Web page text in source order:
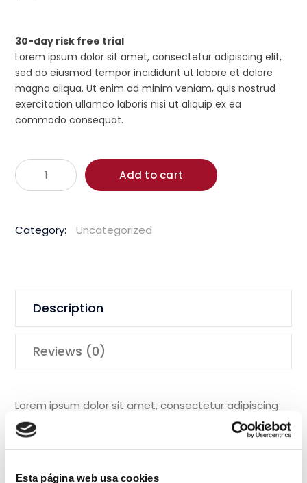
Esta página web usa cookies
30-day risk free trial
Lorem ipsum dolor sit amet, consectetur adipiscing elit,
sed do eiusmod tempor incididunt ut labore et dolore
magna aliqua. Ut enim ad minim veniam, quis nostrud
exercitation ullamco laboris nisi ut aliquip ex ea
commodo consequat.
Husqvar
1850W
Held
quantity
Add to cart
Category: Uncategorized
Description
Reviews (0)
Lorem ipsum dolor sit amet, consectetur adipiscing
elit, sed do eiusmod tempor incididunt ut labore et
dolore magna aliqua. Ut enim ad minim veniam, quis
ea commodo consequat.